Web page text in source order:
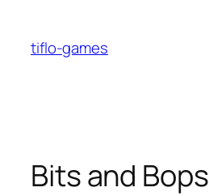
содержимому
tiflo-games
Bits and Bops